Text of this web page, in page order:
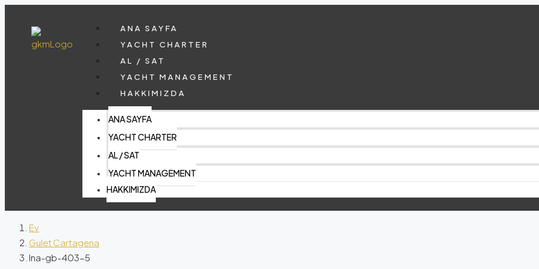
ANA SAYFA
YACHT CHARTER
AL / SAT
YACHT MANAGEMENT
HAKKIMIZDA
ANA SAYFA
YACHT CHARTER
AL / SAT
YACHT MANAGEMENT
HAKKIMIZDA
Ev
Gulet Cartagena
lna-gb-403-5